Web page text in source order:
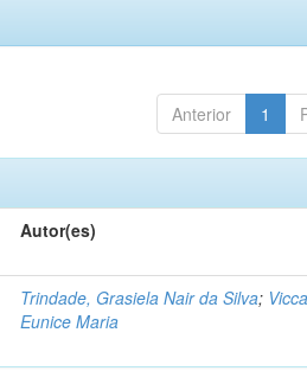
Anterior 1
Autor(es)
Trindade, Grasiela Nair da Silva;
Eunice Maria